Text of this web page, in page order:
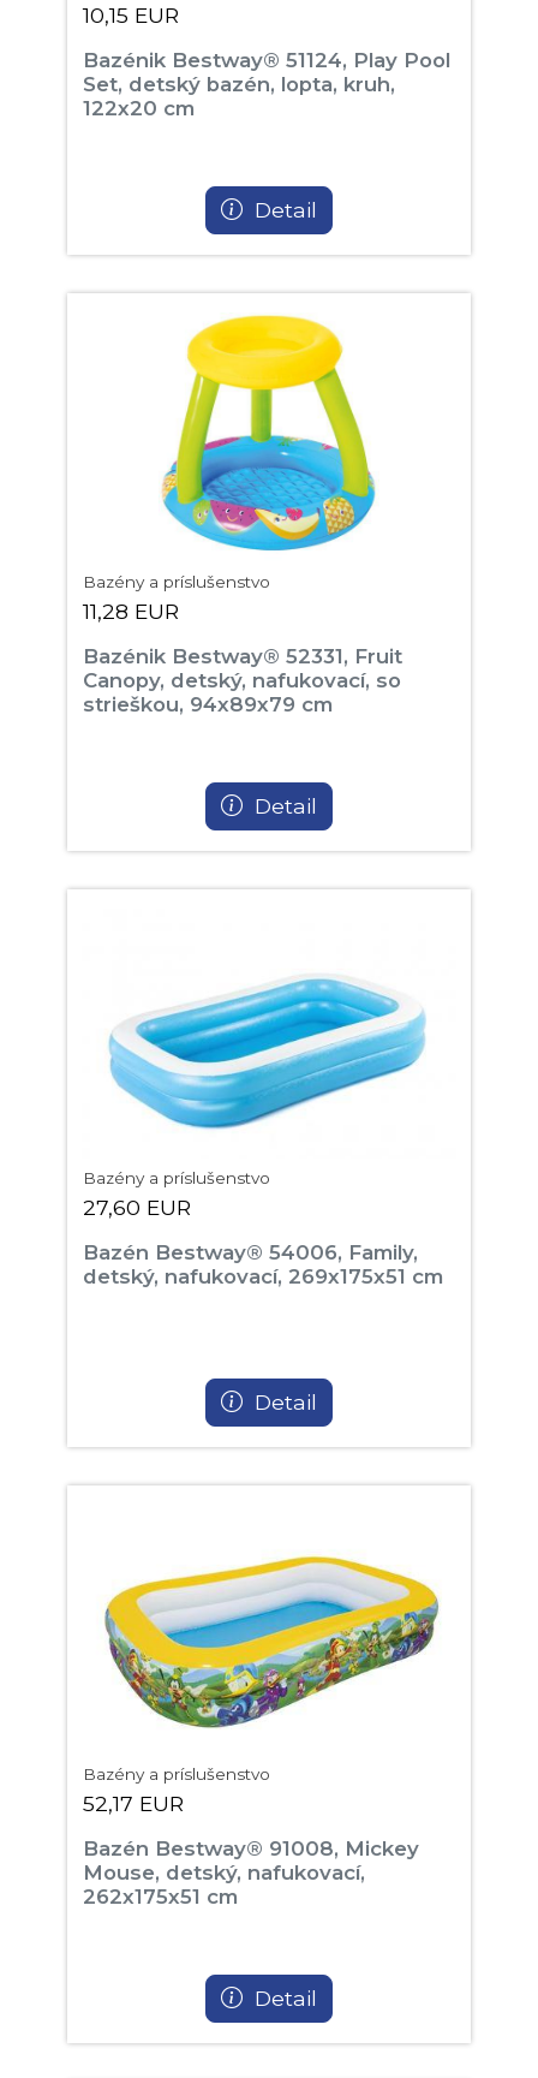
10,15 EUR
Bazénik Bestway® 51124, Play Pool
Set, detský bazén, lopta, kruh,
122x20 cm
Detail
Bazény a príslušenstvo
11,28 EUR
Bazénik Bestway® 52331, Fruit
Canopy, detský, nafukovací, so
strieškou, 94x89x79 cm
Detail
Bazény a príslušenstvo
27,60 EUR
Bazén Bestway® 54006, Family,
detský, nafukovací, 269x175x51 cm
Detail
Bazény a príslušenstvo
52,17 EUR
Bazén Bestway® 91008, Mickey
Mouse, detský, nafukovací,
262x175x51 cm
Detail